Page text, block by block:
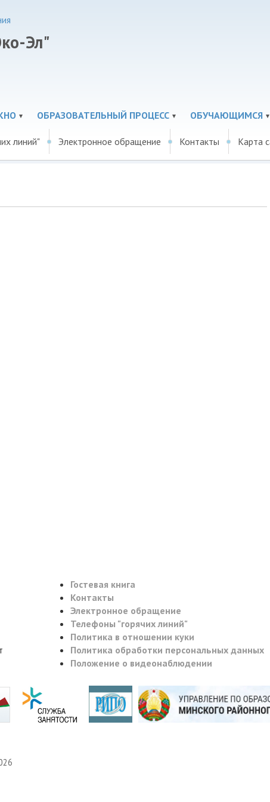
Эл"
ОБРАЗОВАТЕЛЬНЫЙ ПРОЦЕСС ОБУЧАЮЩИМСЯ
линий" Электронное обращение Контакты Карта
Гостевая книга
Контакты
Электронное обращение
Телефоны "горячих линий"
Политика в отношении куки
Политика обработки персональных данных
Положение о видеонаблюдении